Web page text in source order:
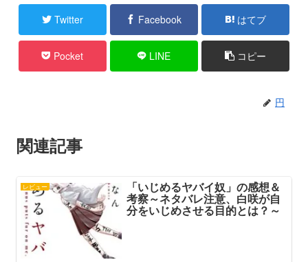
Twitter Facebook はてブ
Pocket LINE コピー
円
関連記事
レビュー 「いじめるヤバイ奴」の感想＆
考察～ネタバレ注意、白咲が自
分をいじめさせる目的とは？～